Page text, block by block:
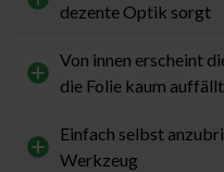
dezente Optik sorgt
Von innen erscheint
die Folie kaum auffällt
Einfach selbst
Werkzeug